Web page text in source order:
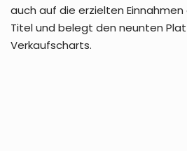
auch auf die erzielten
Titel und belegt den neunten
Verkaufscharts.